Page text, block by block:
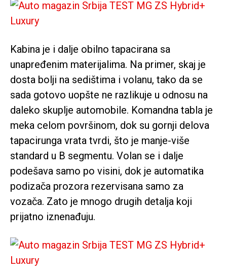
Kabina je i dalje obilno tapacirana sa
unapređenim materijalima. Na primer, skaj je
dosta bolji na sedištima i volanu, tako da se
sada gotovo uopšte ne razlikuje u odnosu na
daleko skuplje automobile. Komandna tabla je
meka celom površinom, dok su gornji delova
tapacirunga vrata tvrdi, što je manje-više
standard u B segmentu. Volan se i dalje
podešava samo po visini, dok je automatika
podizača prozora rezervisana samo za
vozača. Zato je mnogo drugih detalja koji
prijatno iznenađuju.